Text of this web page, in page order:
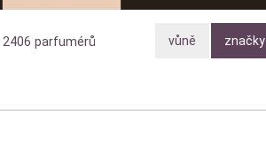
2406 parfumérů vůně značky